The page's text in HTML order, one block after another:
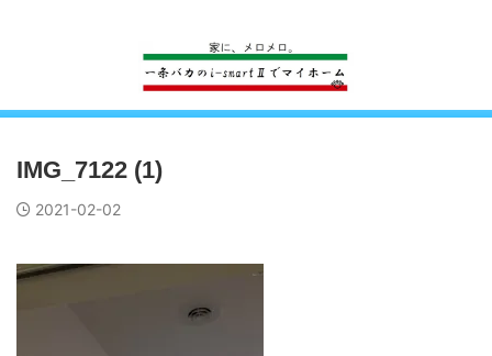
IMG_7122 (1)
2021-02-02